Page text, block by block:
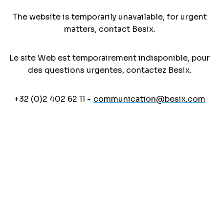
The website is temporarily unavailable, for urgent
matters, contact Besix.
Le site Web est temporairement indisponible, pour
des questions urgentes, contactez Besix.
+32 (0)2 402 62 11 - communication@besix.com